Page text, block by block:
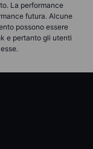
La performance
futura. Alcune
possono essere
e pertanto gli utenti